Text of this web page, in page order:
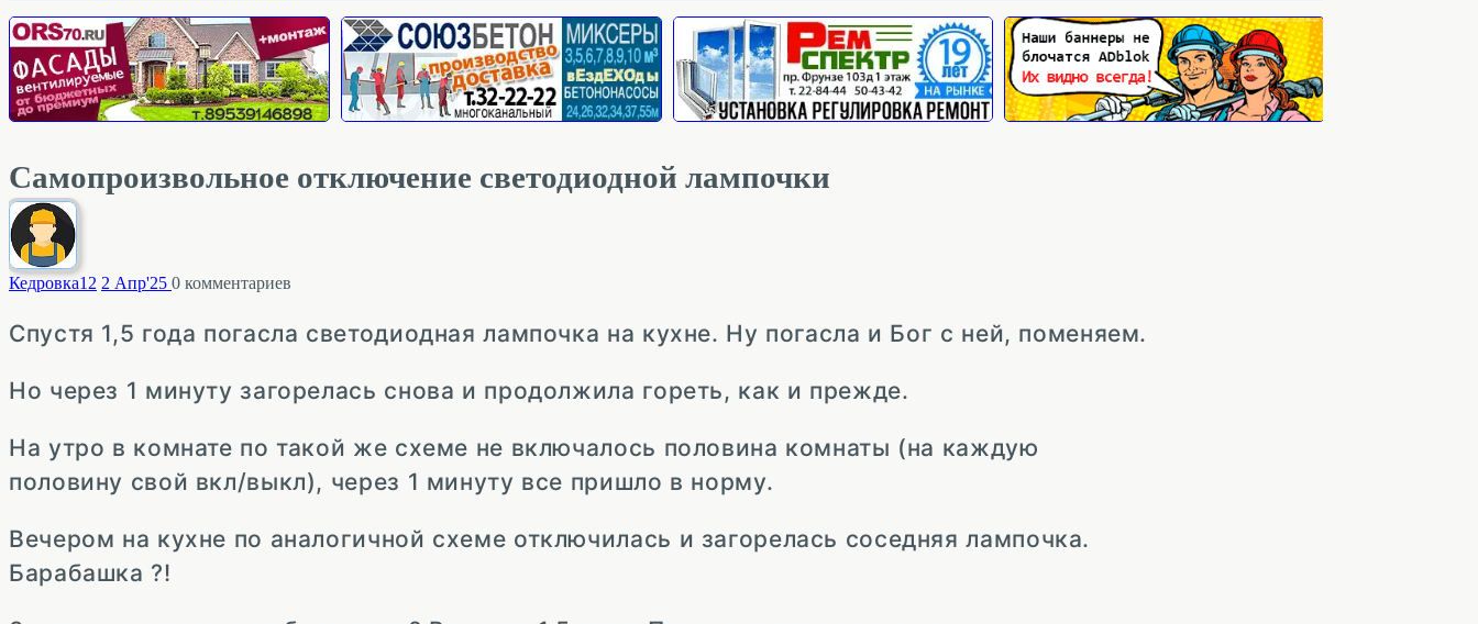
Самопроизвольное отключение светодиодной лампочки
Кедровка12 2 Апр'25 0 комментариев
Спустя 1,5 года погасла светодиодная лампочка на кухне. Ну погасла и Бог с ней, поменяем.
Но через 1 минуту загорелась снова и продолжила гореть, как и прежде.
На утро в комнате по такой же схеме не включалось половина комнаты (на каждую
половину свой вкл/выкл), через 1 минуту все пришло в норму.
Вечером на кухне по аналогичной схеме отключилась и загорелась соседняя лампочка.
Барабашка ?!